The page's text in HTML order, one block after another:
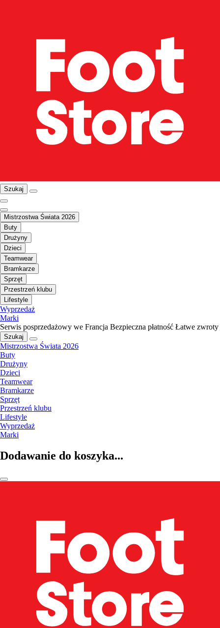
Szukaj
Mistrzostwa Świata 2026
Buty
Drużyny
Dzieci
Teamwear
Bramkarze
Sprzęt
Przestrzeń klubu
Lifestyle
Wyprzedaż
Marki
Serwis posprzedażowy we Francja Bezpieczna płatność Łatwe zwroty
Szukaj
Mistrzostwa Świata 2026
Buty
Drużyny
Dzieci
Teamwear
Bramkarze
Sprzęt
Przestrzeń klubu
Lifestyle
Wyprzedaż
Marki
Dodawanie do koszyka...